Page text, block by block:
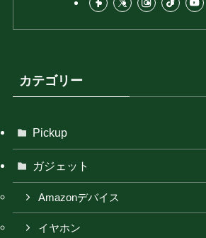
カテゴリー
Pickup
ガジェット
Amazonデバイス
イヤホン